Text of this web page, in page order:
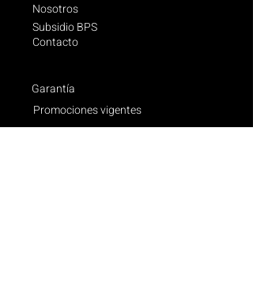
Nosotros
Subsidio BPS
Contacto
Garantía
Promociones vigentes